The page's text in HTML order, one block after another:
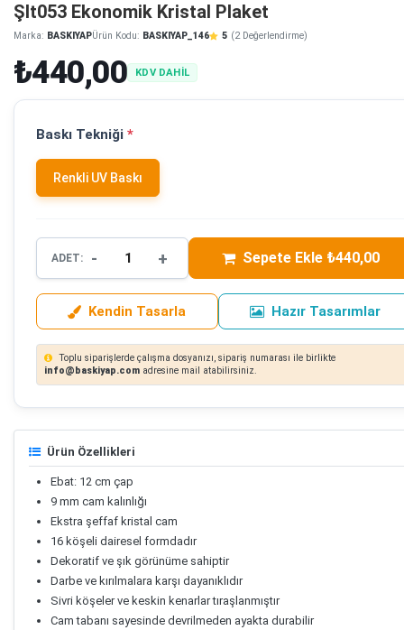
Şlt053 Ekonomik Kristal Plaket
Marka: BASKIYAPÜrün Kodu: BASKIYAP_146 5 (2 Değerlendirme)
₺440,00 KDV DAHİL
Baskı Tekniği *
Renkli UV Baskı
ADET: - + Sepete Ekle ₺440,00
Kendin Tasarla Hazır Tasarımlar
Toplu siparişlerde çalışma dosyanızı, sipariş numarası ile birlikte
info@baskiyap.com adresine mail atabilirsiniz.
Ürün Özellikleri
Ebat: 12 cm çap
9 mm cam kalınlığı
Ekstra şeffaf kristal cam
16 köşeli dairesel formdadır
Dekoratif ve şık görünüme sahiptir
Darbe ve kırılmalara karşı dayanıklıdır
Sivri köşeler ve keskin kenarlar tıraşlanmıştır
Cam tabanı sayesinde devrilmeden ayakta durabilir